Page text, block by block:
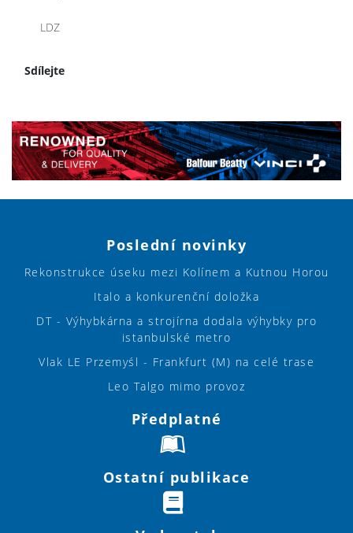
LDZ
Sdílejte
Poslední novinky
Rekonstrukce úseku mezi Kolínem a Kutnou Horou
Italo a konkurenční doložka
DT - Výhybkárna a strojírna dodala výhybky pro
istanbulské metro
Vlak LE Przemyśl - Frankfurt (M) na celé trase
Leo Talgo mimo provoz
Předplatné
Ostatní publikace